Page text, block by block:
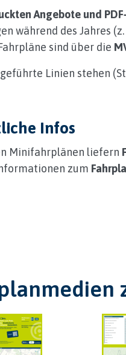
Angebote und
während des Jahres
sind über die
Linien stehen
Infos
Minifahrplänen liefern
zum